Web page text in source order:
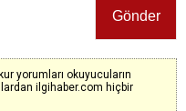
yorumları okuyucuların
ilgihaber.com hiçbir